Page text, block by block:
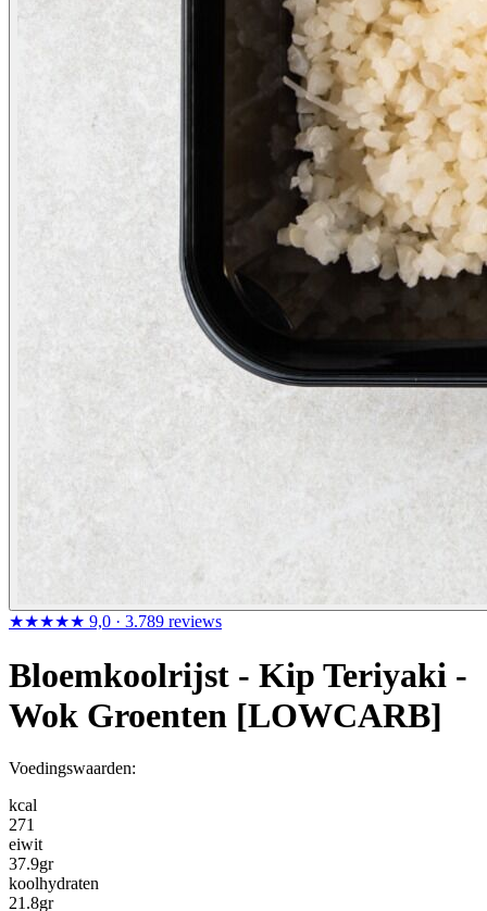
★★★★★ 9,0 · 3.789 reviews
Bloemkoolrijst - Kip Teriyaki -
Wok Groenten [LOWCARB]
Voedingswaarden:
kcal
271
eiwit
37.9gr
koolhydraten
21.8gr